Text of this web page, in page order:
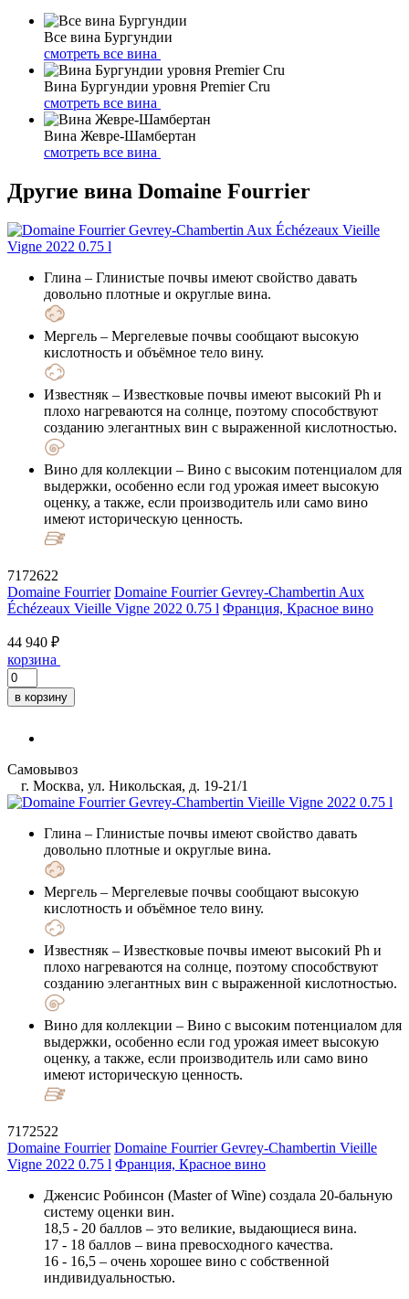
Все вина Бургундии
смотреть все вина
Вина Бургундии уровня Premier Cru
смотреть все вина
Вина Жевре-Шамбертан
смотреть все вина
Другие вина Domaine Fourrier
Глина – Глинистые почвы имеют свойство давать
довольно плотные и округлые вина.
Мергель – Мергелевые почвы сообщают высокую
кислотность и объёмное тело вину.
Известняк – Известковые почвы имеют высокий Ph и
плохо нагреваются на солнце, поэтому способствуют
созданию элегантных вин с выраженной кислотностью.
Вино для коллекции – Вино с высоким потенциалом для
выдержки, особенно если год урожая имеет высокую
оценку, а также, если производитель или само вино
имеют историческую ценность.
7172622
Domaine Fourrier Domaine Fourrier Gevrey-Chambertin Aux
Échézeaux Vieille Vigne 2022 0.75 l Франция, Красное вино
44 940 ₽
корзина
в корзину
Самовывоз
г. Москва, ул. Никольская, д. 19-21/1
Глина – Глинистые почвы имеют свойство давать
довольно плотные и округлые вина.
Мергель – Мергелевые почвы сообщают высокую
кислотность и объёмное тело вину.
Известняк – Известковые почвы имеют высокий Ph и
плохо нагреваются на солнце, поэтому способствуют
созданию элегантных вин с выраженной кислотностью.
Вино для коллекции – Вино с высоким потенциалом для
выдержки, особенно если год урожая имеет высокую
оценку, а также, если производитель или само вино
имеют историческую ценность.
7172522
Domaine Fourrier Domaine Fourrier Gevrey-Chambertin Vieille
Vigne 2022 0.75 l Франция, Красное вино
Дженсис Робинсон (Master of Wine) создала 20-бальную
систему оценки вин.
18,5 - 20 баллов – это великие, выдающиеся вина.
17 - 18 баллов – вина превосходного качества.
16 - 16,5 – очень хорошее вино с собственной
индивидуальностью.